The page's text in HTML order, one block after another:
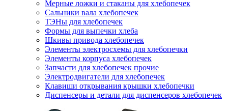
Мерные ложки и стаканы для хлебопечек
Сальники вала хлебопечек
ТЭНы для хлебопечек
Формы для выпечки хлеба
Шкивы привода хлебопечек
Элементы электросхемы для хлебопечки
Элементы корпуса хлебопечек
Запчасти для хлебопечек прочие
Электродвигатели для хлебопечек
Клавиши открывания крышки хлебопечки
Диспенсеры и детали для диспенсеров хлебопечек